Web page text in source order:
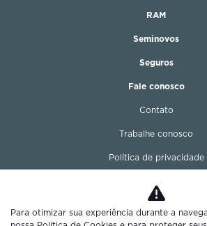
RAM
Seminovos
Seguros
Fale conosco
Contato
Trabalhe conosco
Política de privacidade
Para otimizar sua experiência durante a